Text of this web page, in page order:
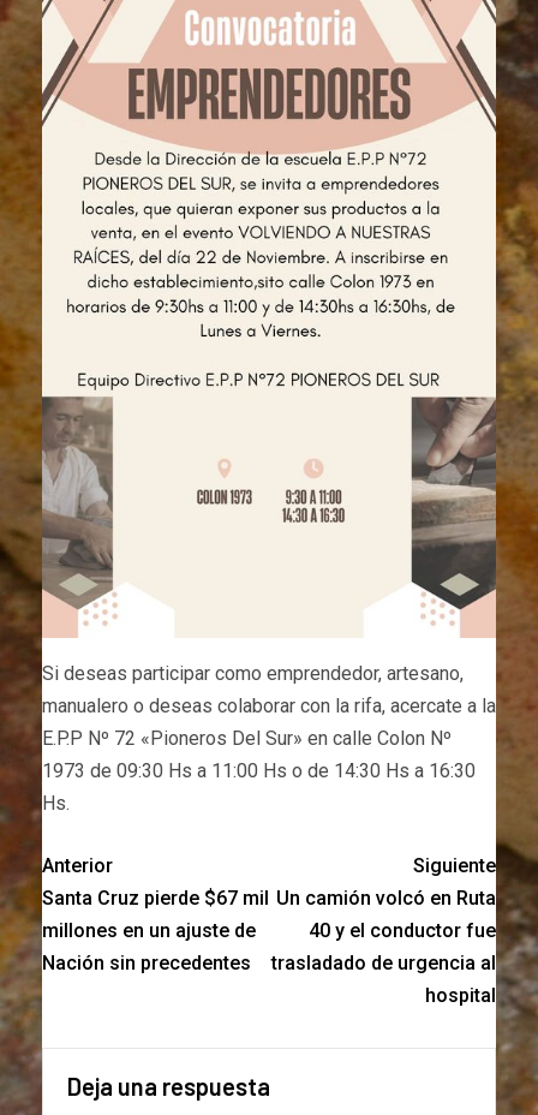
Si deseas participar como emprendedor, artesano,
manualero o deseas colaborar con la rifa, acercate a la
E.P.P Nº 72 «Pioneros Del Sur» en calle Colon Nº
1973 de 09:30 Hs a 11:00 Hs o de 14:30 Hs a 16:30
Hs.
Anterior
Santa Cruz pierde $67 mil
millones en un ajuste de
Nación sin precedentes
Siguiente
Un camión volcó en Ruta
40 y el conductor fue
trasladado de urgencia al
hospital
Deja una respuesta